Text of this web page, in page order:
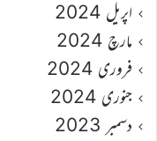
اپریل 2024
مارچ 2024
فروری 2024
جنوری 2024
دسمبر 2023